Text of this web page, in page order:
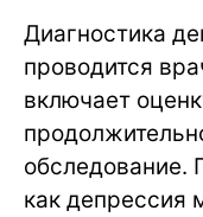
Диагностика
проводится
включает
обследование.
как депрессия